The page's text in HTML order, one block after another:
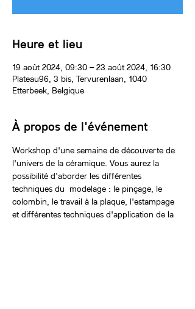
Heure et lieu
19 août 2024, 09:30 – 23 août 2024, 16:30
Plateau96, 3 bis, Tervurenlaan, 1040
Etterbeek, Belgique
À propos de l'événement
Workshop d'une semaine de découverte de
l'univers de la céramique. Vous aurez la
possibilité d'aborder les différentes
techniques du  modelage : le pinçage, le
colombin, le travail à la plaque, l'estampage
et différentes techniques d'application de la